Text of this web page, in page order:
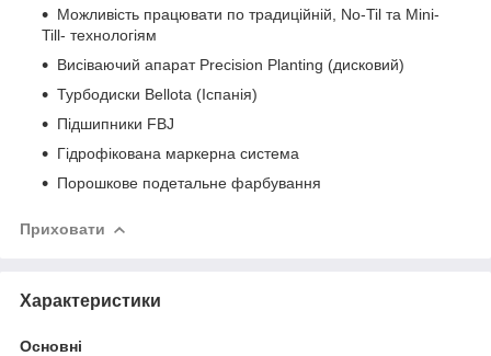
Можливість працювати по традиційній, No-Til та Mini-
Till- технологіям
Висіваючий апарат Precision Planting (дисковий)
Турбодиски Bellota (Іспанія)
Підшипники FBJ
Гідрофікована маркерна система
Порошкове подетальне фарбування
Приховати
Характеристики
Основні